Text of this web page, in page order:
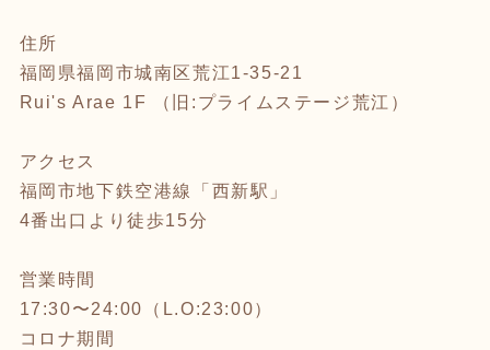
住所
福岡県福岡市城南区荒江1-35-21
Rui's Arae 1F （旧:プライムステージ荒江）
アクセス
福岡市地下鉄空港線「西新駅」
4番出口より徒歩15分
営業時間
17:30〜24:00（L.O:23:00）
コロナ期間